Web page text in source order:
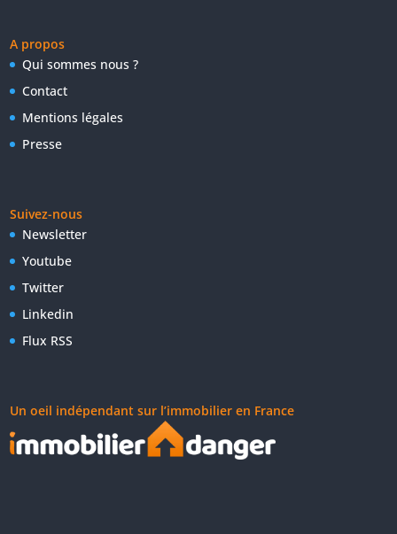
A propos
Qui sommes nous ?
Contact
Mentions légales
Presse
Suivez-nous
Newsletter
Youtube
Twitter
Linkedin
Flux RSS
Un oeil indépendant sur l’immobilier en France